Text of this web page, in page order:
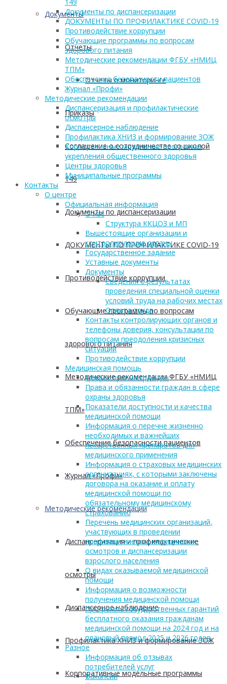
Документы
Отчеты
Отчеты о мониторинге
Приказы
Соглашение о сотрудничестве со школой
149
Документы по диспансеризации
ДОКУМЕНТЫ ПО ПРОФИЛАКТИКЕ COVID-19
Противодействие коррупции
Обучающие программы по вопросам
здорового питания
Методические рекомендации ФГБУ «НМИЦ
ТПМ»
Обеспечение безопасности пациентов
Журнал «Профи»
Методические рекомендации
Диспансеризация и профилактические
осмотры
Диспансерное наблюдение
Профилактика ХНИЗ и формирование ЗОЖ
Корпоративные модельные программы
Документы по диспансеризации
ДОКУМЕНТЫ ПО ПРОФИЛАКТИКЕ COVID-19
Противодействие коррупции
Обучающие программы по вопросам
здорового питания
Методические рекомендации ФГБУ «НМИЦ
ТПМ»
Обеспечение безопасности пациентов
Журнал «Профи»
Методические рекомендации
Диспансеризация и профилактические
осмотры
Диспансерное наблюдение
Профилактика ХНИЗ и формирование ЗОЖ
Корпоративные модельные программы
укрепления общественного здоровья
Центры здоровья
Муниципальные программы
Контакты
О центре
Официальная информация
О нас
Структура ККЦОЗ и МП
Вышестоящие организации и
контролирующие органы
Государственное задание
Уставные документы
Документы
Сведения о результатах
проведения специальной оценки
условий труда на рабочих местах
Оплата труда
Контакты контролирующих органов и
телефоны доверия, консультации по
вопросам преодоления кризисных
ситуаций
Противодействие коррупции
Медицинская помощь
График приема граждан
Права и обязанности граждан в сфере
охраны здоровья
Показатели доступности и качества
медицинской помощи
Информация о перечне жизненно
необходимых и важнейших
лекарственных препаратов для
медицинского применения
Информация о страховых медицинских
организациях, с которыми заключены
договора на оказание и оплату
медицинской помощи по
обязательному медицинскому
страхованию
Перечень медицинских организаций,
участвующих в проведении
профилактических медицинских
осмотров и диспансеризации
взрослого населения
О видах оказываемой медицинской
помощи
Информация о возможности
получения медицинской помощи
Программа государственных гарантий
бесплатного оказания гражданам
медицинской помощи на 2024 год и на
плановый период 2025 и 2026 годов
Разное
Информация об отзывах
потребителей услуг
Вакансии